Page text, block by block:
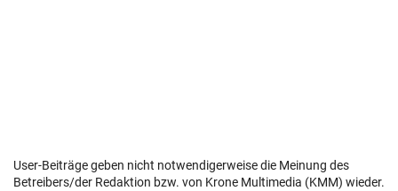
User-Beiträge geben nicht notwendigerweise die Meinung des
Betreibers/der Redaktion bzw. von Krone Multimedia (KMM) wieder.